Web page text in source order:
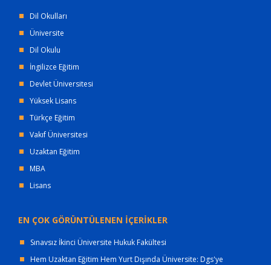
Dil Okulları
Üniversite
Dil Okulu
İngilizce Eğitim
Devlet Üniversitesi
Yüksek Lisans
Türkçe Eğitim
Vakıf Üniversitesi
Uzaktan Eğitim
MBA
Lisans
EN ÇOK GÖRÜNTÜLENEN İÇERİKLER
Sınavsız İkinci Üniversite Hukuk Fakültesi
Hem Uzaktan Eğitim Hem Yurt Dışında Üniversite: Dgs'ye